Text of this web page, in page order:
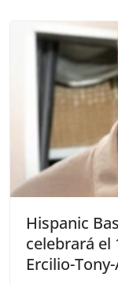
Hispanic
celebrará el
Ercilio-